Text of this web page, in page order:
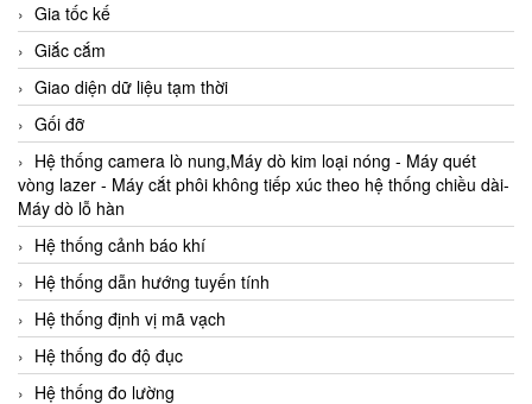
Gia tốc kế
Giắc cắm
Giao diện dữ liệu tạm thời
Gối đỡ
Hệ thống camera lò nung,Máy dò kim loại nóng - Máy quét
vòng lazer - Máy cắt phôi không tiếp xúc theo hệ thống chiều dài-
Máy dò lỗ hàn
Hệ thống cảnh báo khí
Hệ thống dẫn hướng tuyến tính
Hệ thống định vị mã vạch
Hệ thống đo độ đục
Hệ thống đo lường